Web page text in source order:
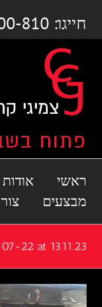
לתוכןחייגו: 1-700-700-810 | 03-6838895
ראשי אודות
מבצעים
22 at 13.11.23